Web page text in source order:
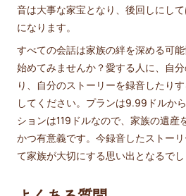
音は大事な家宝となり、後回しにし
になります。
すべての会話は家族の絆を深める可
始めてみませんか？愛する人に、自
り、自分のストーリーを録音したり
してください。プランは9.99ドルか
ションは119ドルなので、家族の遺産
かつ有意義です。今録音したストー
て家族が大切にする思い出となるでし